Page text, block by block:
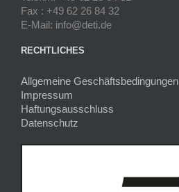
Fax : +49 62 26 84 32
E-Mail: info@deti.de
RECHTLICHES
Allgemeine Geschäftsbedingungen
Impressum
Haftungsausschluss
Datenschutz